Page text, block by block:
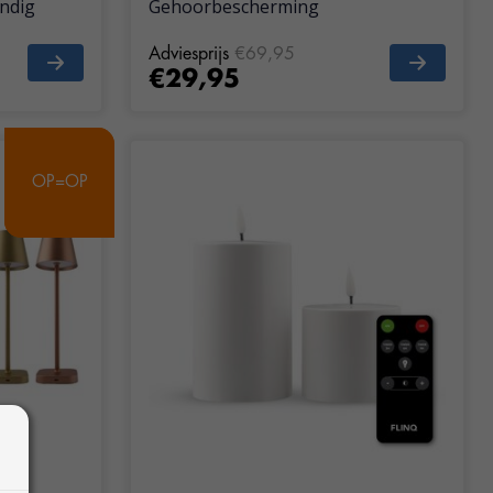
Gehoorbescherming
Adviesprijs €69,95
€29,95
OP=OP
OP=OP